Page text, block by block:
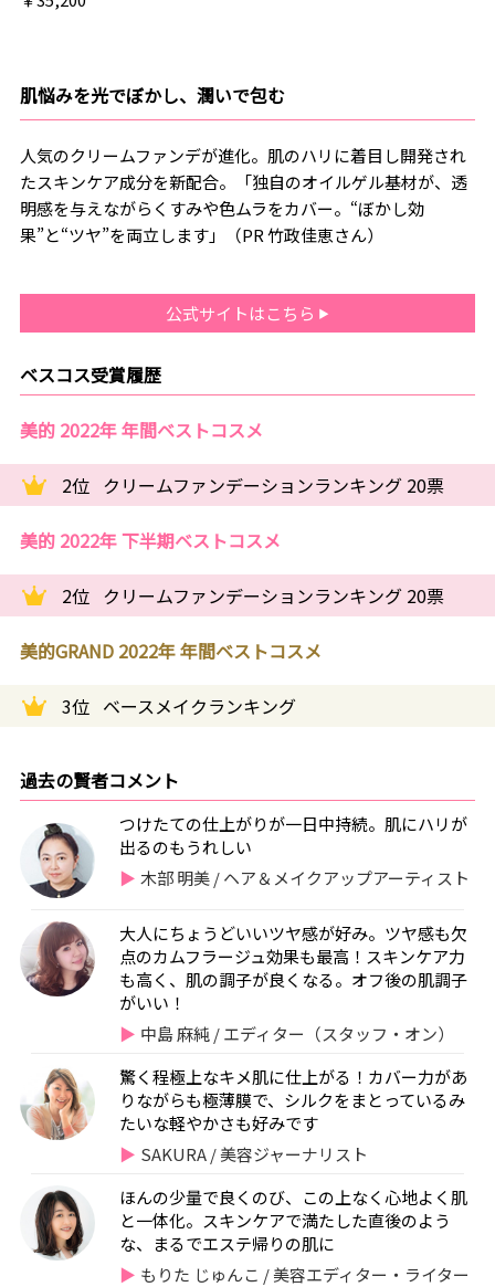
肌悩みを光でぼかし、潤いで包む
人気のクリームファンデが進化。肌のハリに着目し開発され
たスキンケア成分を新配合。「独自のオイルゲル基材が、透
明感を与えながらくすみや色ムラをカバー。“ぼかし効
果”と“ツヤ”を両立します」（PR 竹政佳恵さん）
公式サイトはこちら
ベスコス受賞履歴
美的 2022年 年間ベストコスメ
2位 クリームファンデーションランキング 20票
美的 2022年 下半期ベストコスメ
2位 クリームファンデーションランキング 20票
美的GRAND 2022年 年間ベストコスメ
3位 ベースメイクランキング
過去の賢者コメント
つけたての仕上がりが一日中持続。肌にハリが
出るのもうれしい
木部 明美 / ヘア＆メイクアップアーティスト
大人にちょうどいいツヤ感が好み。ツヤ感も欠
点のカムフラージュ効果も最高！スキンケア力
も高く、肌の調子が良くなる。オフ後の肌調子
がいい！
中島 麻純 / エディター（スタッフ・オン）
驚く程極上なキメ肌に仕上がる！カバー力があ
りながらも極薄膜で、シルクをまとっているみ
たいな軽やかさも好みです
SAKURA / 美容ジャーナリスト
ほんの少量で良くのび、この上なく心地よく肌
と一体化。スキンケアで満たした直後のよう
な、まるでエステ帰りの肌に
もりた じゅんこ / 美容エディター・ライター